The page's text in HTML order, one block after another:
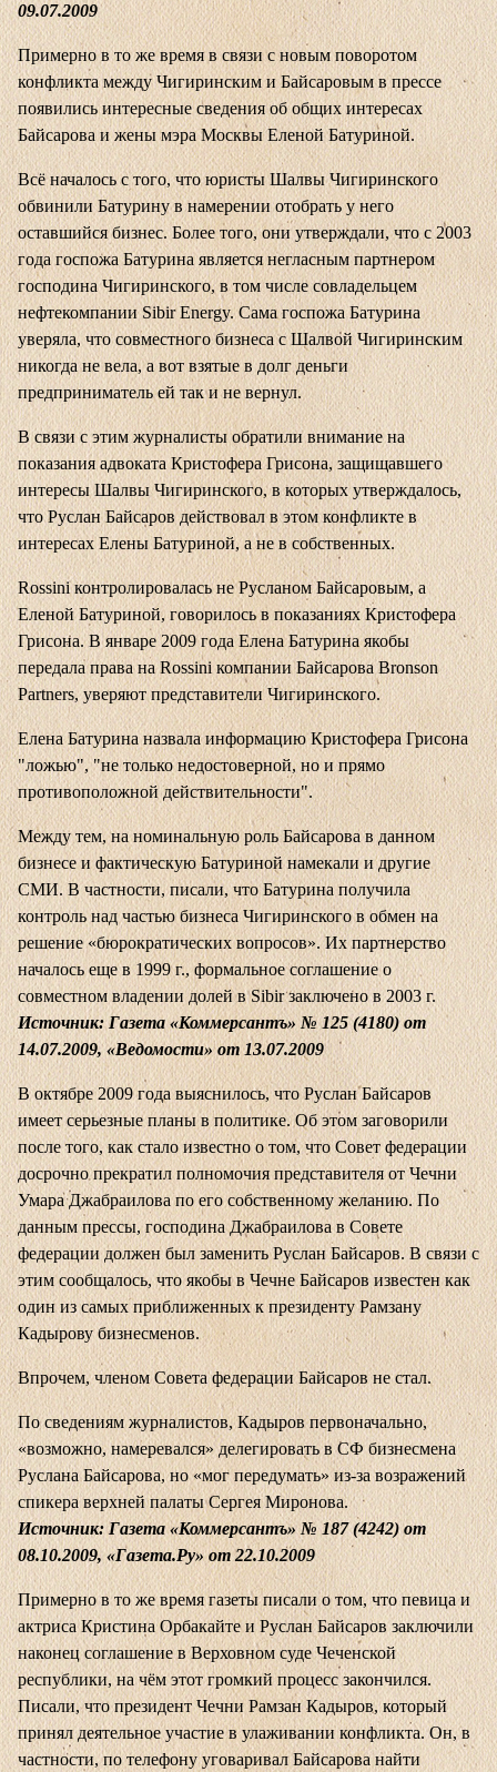
09.07.2009
Примерно в то же время в связи с новым поворотом
конфликта между Чигиринским и Байсаровым в прессе
появились интересные сведения об общих интересах
Байсарова и жены мэра Москвы Еленой Батуриной.
Всё началось с того, что юристы Шалвы Чигиринского
обвинили Батурину в намерении отобрать у него
оставшийся бизнес. Более того, они утверждали, что с 2003
года госпожа Батурина является негласным партнером
господина Чигиринского, в том числе совладельцем
нефтекомпании Sibir Energy. Сама госпожа Батурина
уверяла, что совместного бизнеса с Шалвой Чигиринским
никогда не вела, а вот взятые в долг деньги
предприниматель ей так и не вернул.
В связи с этим журналисты обратили внимание на
показания адвоката Кристофера Грисона, защищавшего
интересы Шалвы Чигиринского, в которых утверждалось,
что Руслан Байсаров действовал в этом конфликте в
интересах Елены Батуриной, а не в собственных.
Rossini контролировалась не Русланом Байсаровым, а
Еленой Батуриной, говорилось в показаниях Кристофера
Грисона. В январе 2009 года Елена Батурина якобы
передала права на Rossini компании Байсарова Bronson
Partners, уверяют представители Чигиринского.
Елена Батурина назвала информацию Кристофера Грисона
"ложью", "не только недостоверной, но и прямо
противоположной действительности".
Между тем, на номинальную роль Байсарова в данном
бизнесе и фактическую Батуриной намекали и другие
СМИ. В частности, писали, что Батурина получила
контроль над частью бизнеса Чигиринского в обмен на
решение «бюрократических вопросов». Их партнерство
началось еще в 1999 г., формальное соглашение о
совместном владении долей в Sibir заключено в 2003 г.
Источник: Газета «Коммерсантъ» № 125 (4180) от
14.07.2009, «Ведомости» от 13.07.2009
В октябре 2009 года выяснилось, что Руслан Байсаров
имеет серьезные планы в политике. Об этом заговорили
после того, как стало известно о том, что Совет федерации
досрочно прекратил полномочия представителя от Чечни
Умара Джабраилова по его собственному желанию. По
данным прессы, господина Джабраилова в Совете
федерации должен был заменить Руслан Байсаров. В связи с
этим сообщалось, что якобы в Чечне Байсаров известен как
один из самых приближенных к президенту Рамзану
Кадырову бизнесменов.
Впрочем, членом Совета федерации Байсаров не стал.
По сведениям журналистов, Кадыров первоначально,
«возможно, намеревался» делегировать в СФ бизнесмена
Руслана Байсарова, но «мог передумать» из-за возражений
спикера верхней палаты Сергея Миронова.
Источник: Газета «Коммерсантъ» № 187 (4242) от
08.10.2009, «Газета.Ру» от 22.10.2009
Примерно в то же время газеты писали о том, что певица и
актриса Кристина Орбакайте и Руслан Байсаров заключили
наконец соглашение в Верховном суде Чеченской
республики, на чём этот громкий процесс закончился.
Писали, что президент Чечни Рамзан Кадыров, который
принял деятельное участие в улаживании конфликта. Он, в
частности, по телефону уговаривал Байсарова найти